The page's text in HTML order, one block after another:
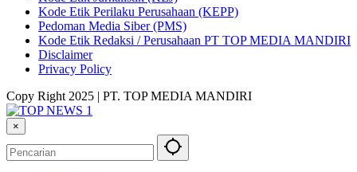
Kode Etik Perilaku Perusahaan (KEPP)
Pedoman Media Siber (PMS)
Kode Etik Redaksi / Perusahaan PT TOP MEDIA MANDIRI
Disclaimer
Privacy Policy
Copy Right 2025 | PT. TOP MEDIA MANDIRI
×